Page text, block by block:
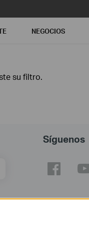
NEGOCIOS
su filtro.
Síguenos